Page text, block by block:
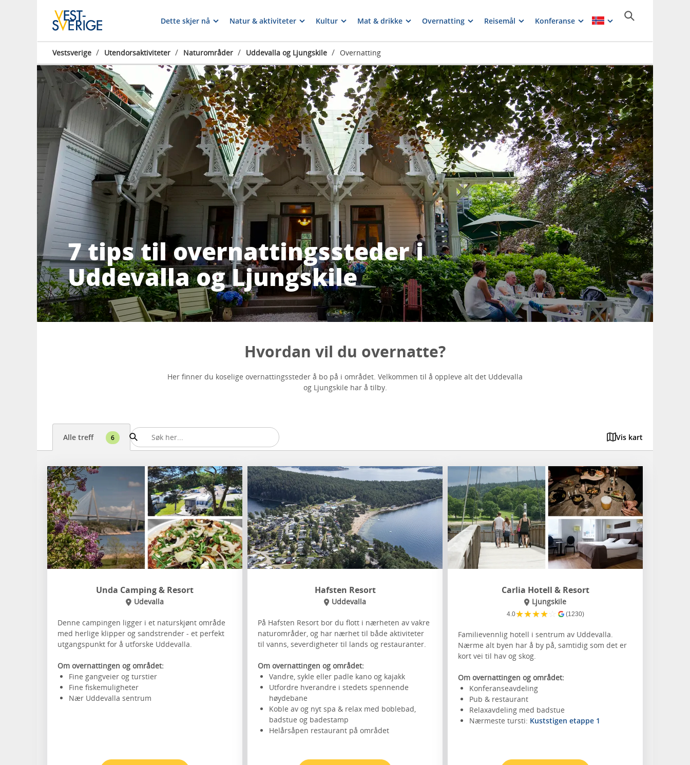
Dette skjer nå Natur & aktiviteter Kultur Mat & drikke Overnatting Reisemål Konferanse
Vestsverige / Utendorsaktiviteter / Naturområder / Uddevalla og Ljungskile / Overnatting
7 tips til overnattingssteder i
Uddevalla og Ljungskile
Hvordan vil du overnatte?
Her finner du koselige overnattingssteder å bo på i området. Velkommen til å oppleve alt det Uddevalla
og Ljungskile har å tilby.
Alle treff 6 Vis kart
Unda Camping & Resort
Udevalla
Denne campingen ligger i et naturskjønt område
med herlige klipper og sandstrender - et perfekt
utgangspunkt for å utforske Uddevalla.
Om overnattingen og området:
Fine gangveier og turstier
Fine fiskemuligheter
Nær Uddevalla sentrum
Hafsten Resort
Uddevalla
På Hafsten Resort bor du flott i nærheten av vakre
naturområder, og har nærhet til både aktiviteter
til vanns, severdigheter til lands og restauranter.
Om overnattingen og området:
Vandre, sykle eller padle kano og kajakk
Utfordre hverandre i stedets spennende
høydebane
Koble av og nyt spa & relax med boblebad,
badstue og badestamp
Helårsåpen restaurant på området
Carlia Hotell & Resort
Ljungskile
4.0★★★★☆ (1230)
Familievennlig hotell i sentrum av Uddevalla.
Nærme alt byen har å by på, samtidig som det er
kort vei til hav og skog.
Om overnattingen og området:
Konferanseavdeling
Pub & restaurant
Relaxavdeling med badstue
Nærmeste tursti: Kuststigen etappe 1